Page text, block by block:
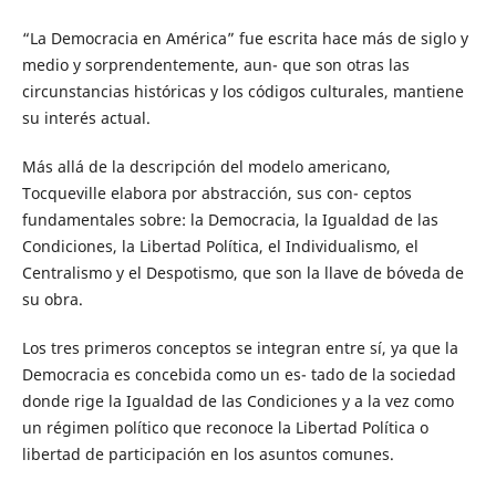
“La Democracia en América” fue escrita hace más de siglo y
medio y sorprendentemente, aun- que son otras las
circunstancias históricas y los códigos culturales, mantiene
su interés actual.
Más allá de la descripción del modelo americano,
Tocqueville elabora por abstracción, sus con- ceptos
fundamentales sobre: la Democracia, la Igualdad de las
Condiciones, la Libertad Política, el Individualismo, el
Centralismo y el Despotismo, que son la llave de bóveda de
su obra.
Los tres primeros conceptos se integran entre sí, ya que la
Democracia es concebida como un es- tado de la sociedad
donde rige la Igualdad de las Condiciones y a la vez como
un régimen político que reconoce la Libertad Política o
libertad de participación en los asuntos comunes.